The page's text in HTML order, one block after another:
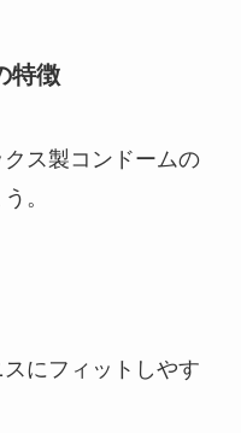
特徴
ス製コンドームの
。
にフィットしやす